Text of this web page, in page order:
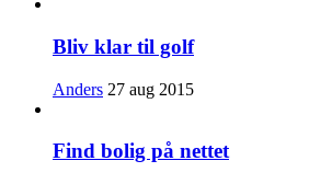
Bliv klar til golf
Anders 27 aug 2015
Find bolig på nettet